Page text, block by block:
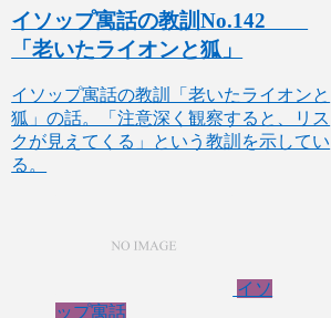
イソップ寓話の教訓No.142
「老いたライオンと狐」
イソップ寓話の教訓「老いたライオンと
狐」の話。「注意深く観察すると、リス
クが見えてくる」という教訓を示してい
る。
イソ
ップ寓話